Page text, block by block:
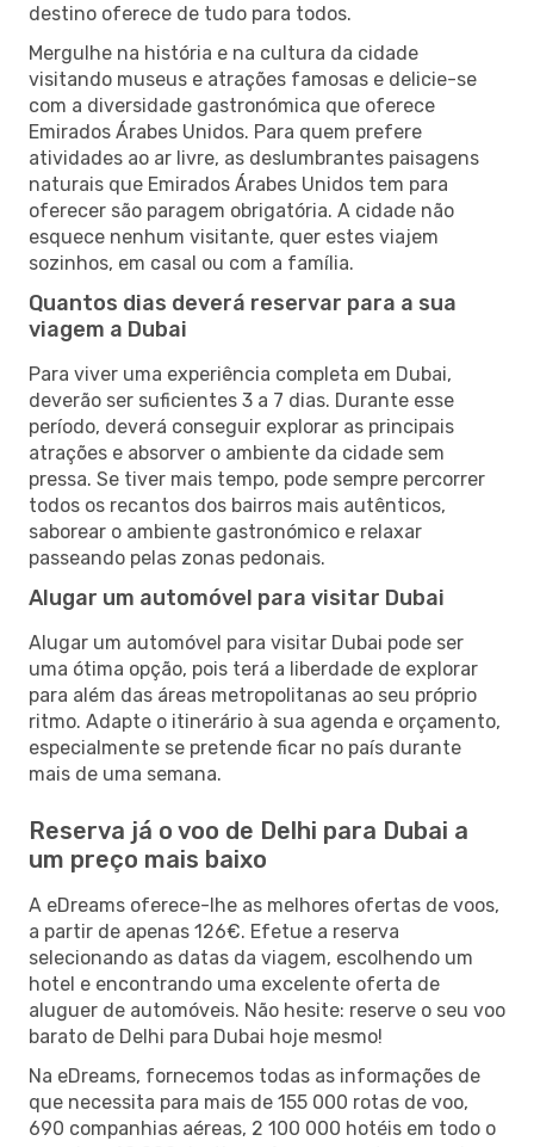
destino oferece de tudo para todos.
Mergulhe na história e na cultura da cidade
visitando museus e atrações famosas e delicie-se
com a diversidade gastronómica que oferece
Emirados Árabes Unidos. Para quem prefere
atividades ao ar livre, as deslumbrantes paisagens
naturais que Emirados Árabes Unidos tem para
oferecer são paragem obrigatória. A cidade não
esquece nenhum visitante, quer estes viajem
sozinhos, em casal ou com a família.
Quantos dias deverá reservar para a sua
viagem a Dubai
Para viver uma experiência completa em Dubai,
deverão ser suficientes 3 a 7 dias. Durante esse
período, deverá conseguir explorar as principais
atrações e absorver o ambiente da cidade sem
pressa. Se tiver mais tempo, pode sempre percorrer
todos os recantos dos bairros mais autênticos,
saborear o ambiente gastronómico e relaxar
passeando pelas zonas pedonais.
Alugar um automóvel para visitar Dubai
Alugar um automóvel para visitar Dubai pode ser
uma ótima opção, pois terá a liberdade de explorar
para além das áreas metropolitanas ao seu próprio
ritmo. Adapte o itinerário à sua agenda e orçamento,
especialmente se pretende ficar no país durante
mais de uma semana.
Reserva já o voo de Delhi para Dubai a
um preço mais baixo
A eDreams oferece-lhe as melhores ofertas de voos,
a partir de apenas 126€. Efetue a reserva
selecionando as datas da viagem, escolhendo um
hotel e encontrando uma excelente oferta de
aluguer de automóveis. Não hesite: reserve o seu voo
barato de Delhi para Dubai hoje mesmo!
Na eDreams, fornecemos todas as informações de
que necessita para mais de 155 000 rotas de voo,
690 companhias aéreas, 2 100 000 hotéis em todo o